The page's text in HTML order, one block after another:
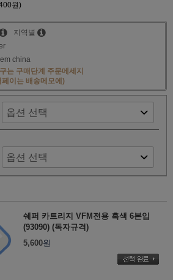
원)
지역별
china
는 구매단계 주문메세지
페이는 배송메모에)
쉐퍼 카트리지 VFM전용 흑색 6본입
(93090) (독자규격)
5,600원